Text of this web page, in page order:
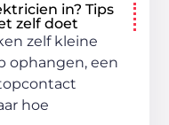
in? Tips
zelf doet
zelf kleine
ophangen, een
hoe